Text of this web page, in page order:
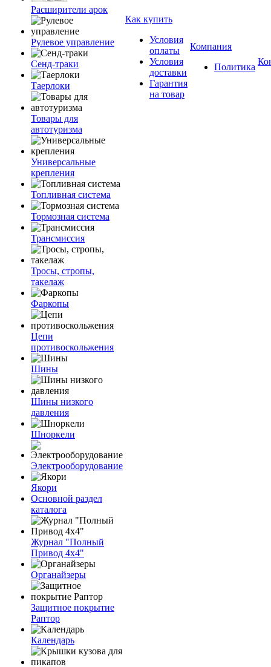
Расширители арок
Рулевое управление
Сенд-траки
Таерлоки
Товары для
автотуризма
Универсальные
крепления
Топливная система
Тормозная система
Трансмиссия
Тросы, стропы,
такелаж
Фаркопы
Цепи
противоскольжения
Шины
Шины низкого
давления
Шноркели
Электрооборудование
Якори
Основной раздел
каталога
Журнал "Полный
Привод 4х4"
Органайзеры
Защитное покрытие
Раптор
Календарь
Как купить
Условия
оплаты
Условия
доставки
Гарантия
на товар
Компания
Политика